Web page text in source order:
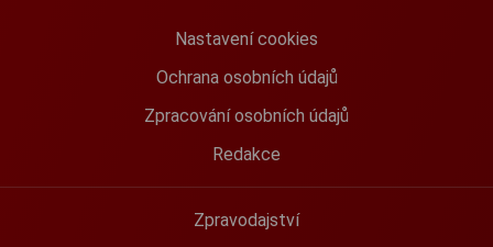
Nastavení cookies
Ochrana osobních údajů
Zpracování osobních údajů
Redakce
Zpravodajství